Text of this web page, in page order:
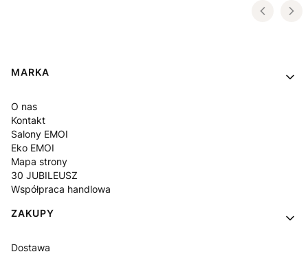
Linki w stopce
MARKA
O nas
Kontakt
Salony EMOI
Eko EMOI
Mapa strony
30 JUBILEUSZ
Współpraca handlowa
ZAKUPY
Dostawa